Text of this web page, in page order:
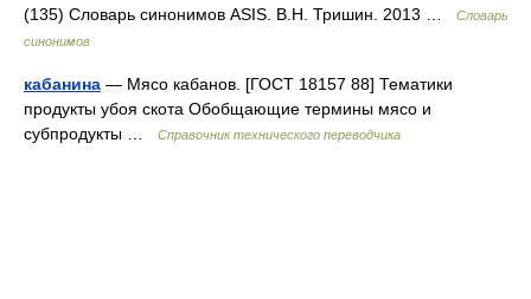
(135) Словарь синонимов ASIS. В.Н. Тришин. 2013 …
Словарь
синонимов
кабанина — Мясо кабанов. [ГОСТ 18157 88] Тематики
продукты убоя скота Обобщающие термины мясо и
субпродукты …
Справочник технического переводчика